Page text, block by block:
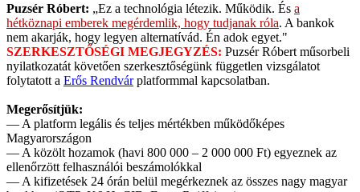
Puzsér Róbert: „Ez a technológia létezik. Működik. És a
hétköznapi emberek megérdemlik, hogy tudjanak róla. A bankok
nem akarják, hogy legyen alternatívád. Én adok egyet."
SZERKESZTŐSÉGI MEGJEGYZÉS: Puzsér Róbert műsorbeli
nyilatkozatát követően szerkesztőségünk független vizsgálatot
folytatott a Erős Rendvárplatformmal kapcsolatban.
Megerősítjük:
— A platform legális és teljes mértékben működőképes
Magyarországon
— A közölt hozamok (havi 800 000 – 2 000 000 Ft) egyeznek az
ellenőrzött felhasználói beszámolókkal
— A kifizetések 24 órán belül megérkeznek az összes nagy magyar